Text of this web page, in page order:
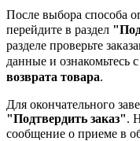
После выбора способа
перейдите в раздел
разделе проверьте
данные и ознакомьтесь
возврата товара.
Для окончательного
"Подтвердить заказ".
сообщение о приеме в